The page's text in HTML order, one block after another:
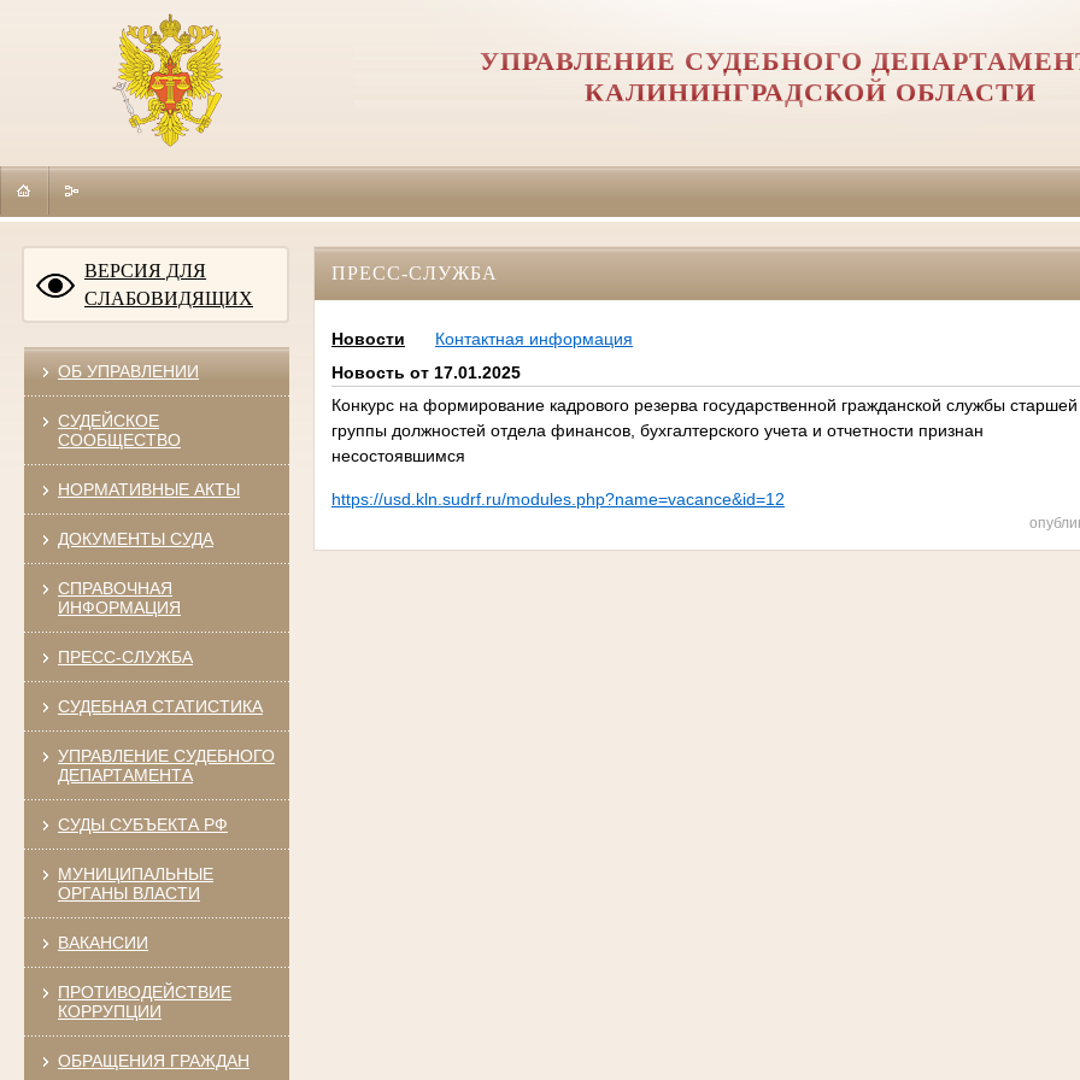
УПРАВЛЕНИЕ СУДЕБНОГО
КАЛИНИНГРАДСКОЙ ОБЛАСТИ
ВЕРСИЯ ДЛЯ
СЛАБОВИДЯЩИХ
ОБ УПРАВЛЕНИИ
СУДЕЙСКОЕ
СООБЩЕСТВО
НОРМАТИВНЫЕ АКТЫ
ДОКУМЕНТЫ СУДА
СПРАВОЧНАЯ
ИНФОРМАЦИЯ
ПРЕСС-СЛУЖБА
СУДЕБНАЯ СТАТИСТИКА
УПРАВЛЕНИЕ СУДЕБНОГО
ДЕПАРТАМЕНТА
СУДЫ СУБЪЕКТА РФ
МУНИЦИПАЛЬНЫЕ
ОРГАНЫ ВЛАСТИ
ВАКАНСИИ
ПРОТИВОДЕЙСТВИЕ
КОРРУПЦИИ
ОБРАЩЕНИЯ ГРАЖДАН
ПРЕСС-СЛУЖБА
Новости
Контактная информация
Новость от 17.01.2025
Конкурс на формирование кадрового резерва государственной гражданской службы старшей
группы должностей отдела финансов, бухгалтерского учета и отчетности признан
несостоявшимся
https://usd.kln.sudrf.ru/modules.php?name=vacance&id=12